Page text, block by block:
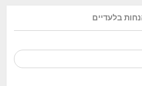
בלעדיים